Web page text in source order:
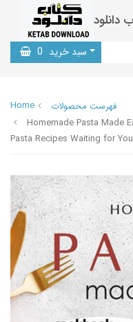
دانلود
سبد خرید 0
Home
فهرست محصولات
Homemade Pasta Made
Pasta Recipes Waiting for